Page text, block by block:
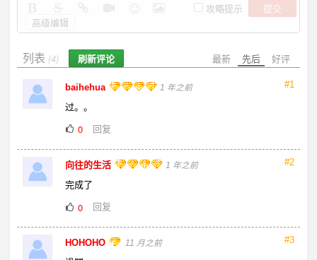
攻略提示
提交
高级编辑
最新 先后 好评
列表 (4) 刷新评论
#1
baihehua 1 年之前
过。。
0
回复
#2
向往的生活 1 年之前
完成了
0
回复
#3
HOHOHO 11 月之前